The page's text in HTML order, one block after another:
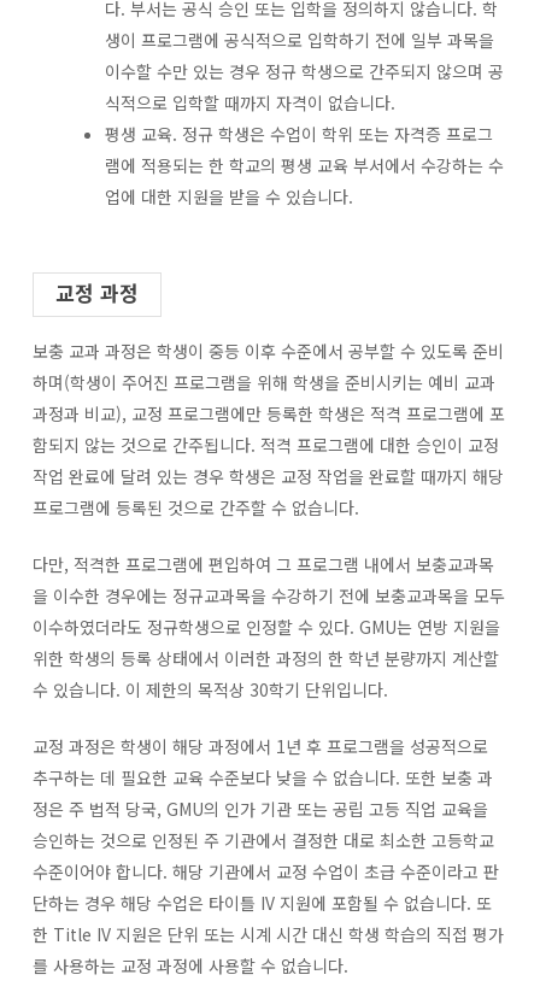
다. 부서는 공식 승인 또는 입학을 정의하지 않습니다. 학
생이 프로그램에 공식적으로 입학하기 전에 일부 과목을
이수할 수만 있는 경우 정규 학생으로 간주되지 않으며 공
식적으로 입학할 때까지 자격이 없습니다.
평생 교육. 정규 학생은 수업이 학위 또는 자격증 프로그
램에 적용되는 한 학교의 평생 교육 부서에서 수강하는 수
업에 대한 지원을 받을 수 있습니다.
교정 과정
보충 교과 과정은 학생이 중등 이후 수준에서 공부할 수 있도록 준비
하며(학생이 주어진 프로그램을 위해 학생을 준비시키는 예비 교과
과정과 비교), 교정 프로그램에만 등록한 학생은 적격 프로그램에 포
함되지 않는 것으로 간주됩니다. 적격 프로그램에 대한 승인이 교정
작업 완료에 달려 있는 경우 학생은 교정 작업을 완료할 때까지 해당
프로그램에 등록된 것으로 간주할 수 없습니다.
다만, 적격한 프로그램에 편입하여 그 프로그램 내에서 보충교과목
을 이수한 경우에는 정규교과목을 수강하기 전에 보충교과목을 모두
이수하였더라도 정규학생으로 인정할 수 있다. GMU는 연방 지원을
위한 학생의 등록 상태에서 이러한 과정의 한 학년 분량까지 계산할
수 있습니다. 이 제한의 목적상 30학기 단위입니다.
교정 과정은 학생이 해당 과정에서 1년 후 프로그램을 성공적으로
추구하는 데 필요한 교육 수준보다 낮을 수 없습니다. 또한 보충 과
정은 주 법적 당국, GMU의 인가 기관 또는 공립 고등 직업 교육을
승인하는 것으로 인정된 주 기관에서 결정한 대로 최소한 고등학교
수준이어야 합니다. 해당 기관에서 교정 수업이 초급 수준이라고 판
단하는 경우 해당 수업은 타이틀 IV 지원에 포함될 수 없습니다. 또
한 Title IV 지원은 단위 또는 시계 시간 대신 학생 학습의 직접 평가
를 사용하는 교정 과정에 사용할 수 없습니다.